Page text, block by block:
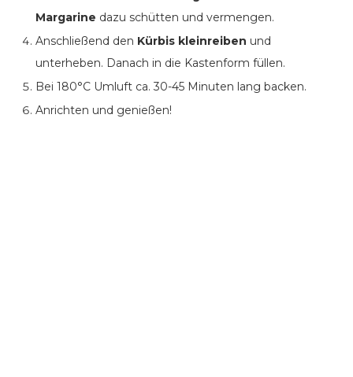
Margarine dazu schütten und vermengen.
Anschließend den Kürbis kleinreiben und
unterheben. Danach in die Kastenform füllen.
Bei 180°C Umluft ca. 30-45 Minuten lang backen.
Anrichten und genießen!